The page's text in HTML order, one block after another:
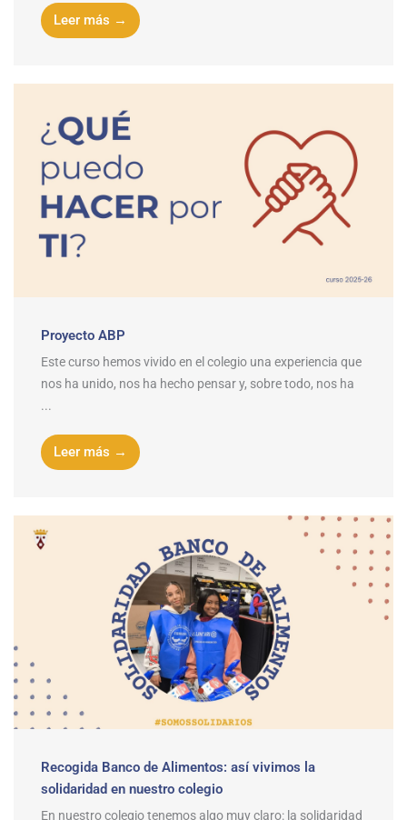
Leer más →
Proyecto ABP
Este curso hemos vivido en el colegio una experiencia que
nos ha unido, nos ha hecho pensar y, sobre todo, nos ha
...
Leer más →
Recogida Banco de Alimentos: así vivimos la
solidaridad en nuestro colegio
En nuestro colegio tenemos algo muy claro: la solidaridad